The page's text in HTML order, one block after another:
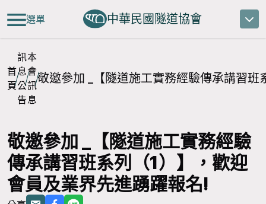
選單 中華民國隧道協會
首
頁
訊
息
公
告
本
會
訊
息
敬邀參加 _【隧道施工實務經驗傳承講習
敬邀參加 _【隧道施工實務經驗
傳承講習班系列（1）】，歡迎
會員及業界先進踴躍報名!